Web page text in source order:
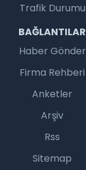
Trafik Durumu
BAĞLANTILAR
Haber Gönder
Firma Rehberi
Anketler
Arşiv
Rss
Sitemap